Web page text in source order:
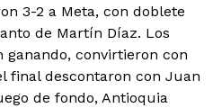
3-2 a Meta, con doblete
de Martín Díaz. Los
convirtieron con
final descontaron con Juan
de fondo, Antioquia